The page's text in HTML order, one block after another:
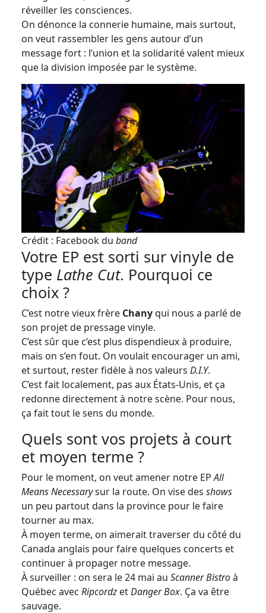
réveiller les consciences.
On dénonce la connerie humaine, mais surtout,
on veut rassembler les gens autour d’un
message fort : l’union et la solidarité valent mieux
que la division imposée par le système.
Crédit : Facebook du band
Votre EP est sorti sur vinyle de
type Lathe Cut. Pourquoi ce
choix ?
C’est notre vieux frère Chanyqui nous a parlé de
son projet de pressage vinyle.
C’est sûr que c’est plus dispendieux à produire,
mais on s’en fout. On voulait encourager un ami,
et surtout, rester fidèle à nos valeurs D.I.Y.
C’est fait localement, pas aux États-Unis, et ça
redonne directement à notre scène. Pour nous,
ça fait tout le sens du monde.
Quels sont vos projets à court
et moyen terme ?
Pour le moment, on veut amener notre EPAll
Means Necessarysur la route. On vise des shows
un peu partout dans la province pour le faire
tourner au max.
À moyen terme, on aimerait traverser du côté du
Canada anglais pour faire quelques concerts et
continuer à propager notre message.
À surveiller : on sera le 24 mai au Scanner Bistroà
Québec avec Ripcordz etDanger Box. Ça va être
sauvage.